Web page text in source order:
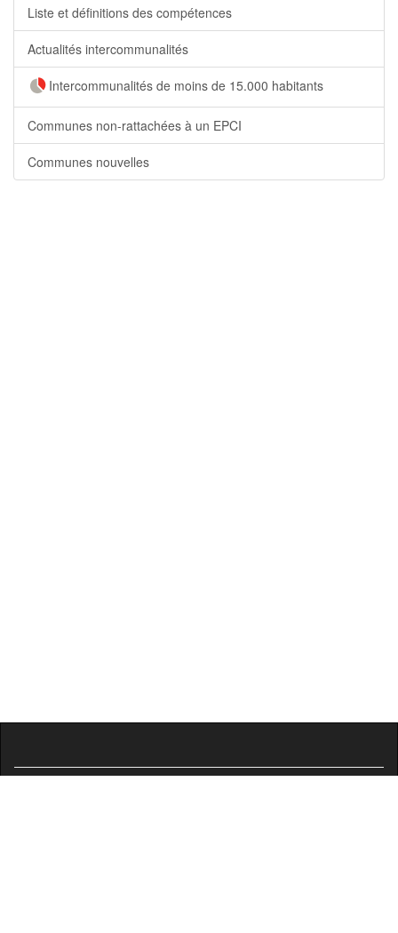
Liste et définitions des compétences
Actualités intercommunalités
Intercommunalités de moins de 15.000 habitants
Communes non-rattachées à un EPCI
Communes nouvelles